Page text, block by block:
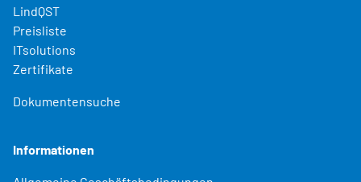
LindQST
Preisliste
ITsolutions
Zertifikate
Dokumentensuche
Informationen